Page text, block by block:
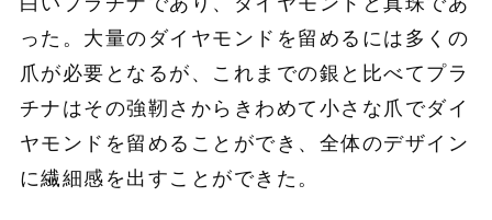
った。大量のダイヤモンドを留めるには多くの
爪が必要となるが、これまでの銀と比べてプラ
チナはその強靭さからきわめて小さな爪でダイ
ヤモンドを留めることができ、全体のデザイン
に繊細感を出すことができた。